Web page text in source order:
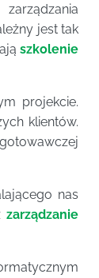
jest tak
szkolenie
projekcie.
klientów.
nas
zarządzanie